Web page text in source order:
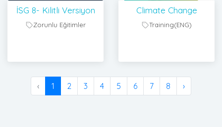
İSG 8- Kilitli Versiyon
Zorunlu Eğitimler
Climate Change
Training(ENG)
‹ 1 2 3 4 5 6 7 8 ›